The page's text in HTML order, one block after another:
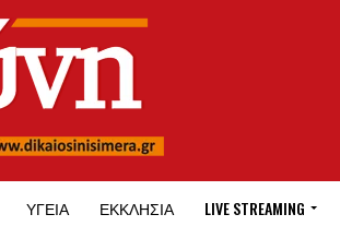
ΥΓΕΊΑ ΕΚΚΛΗΣΊΑ LIVE STREAMING